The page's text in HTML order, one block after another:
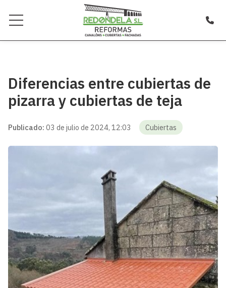
Diferencias entre cubiertas de
pizarra y cubiertas de teja
Publicado: 03 de julio de 2024, 12:03 Cubiertas